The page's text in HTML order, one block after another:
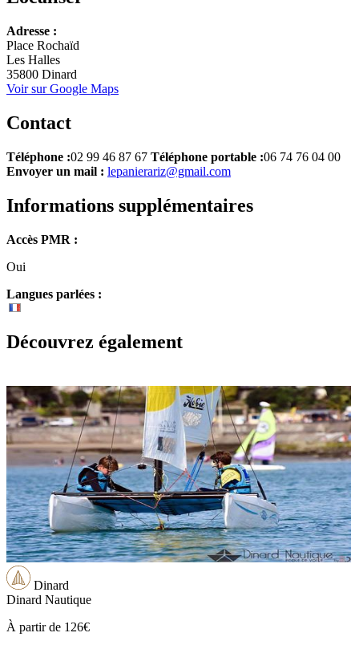
+
−
Adresse :
Place Rochaïd
Les Halles
35800 Dinard
Voir sur Google Maps
Contact
Téléphone :02 99 46 87 67 Téléphone portable :06 74 76 04 00
Envoyer un mail : lepanierariz@gmail.com
Informations supplémentaires
Accès PMR :
Oui
Langues parlées :
Découvrez également
Dinard
Dinard Nautique
À partir de 126€